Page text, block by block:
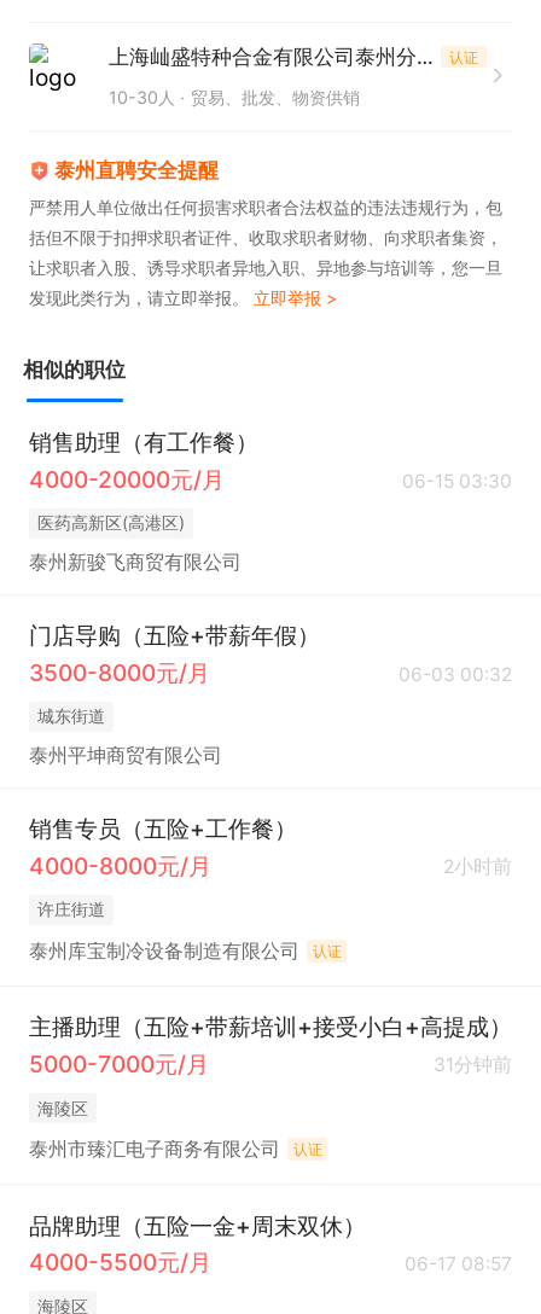
2. 英语水平达到四级及以上，能够熟练进行商务英语
交流与文件翻译。
业精神。
4. 拥有良好的沟通协调能力，能够与团队成员及客户
有效沟通。
5. 具备较强的抗压能力，能够在快节奏的工作环境中
6. 熟练掌握办公软件，如 Word、Excel 等，提升工
作效率。
本岗位提供五险、年假、加班补助及节日福利，还有
免费培训与广阔的晋升空间，诚邀有志之士加入！
上海屾盛特种合金有限公司泰州分公司 认证
10-30人 贸易、批发、物资供销
泰州直聘安全提醒
严禁用人单位做出任何损害求职者合法权益的违法违规行为，包
括但不限于扣押求职者证件、收取求职者财物、向求职者集资，
让求职者入股、诱导求职者异地入职、异地参与培训等，您一旦
发现此类行为，请立即举报。 立即举报 >
相似的职位
销售助理（有工作餐）
4000-20000元/月
06-15 03:30
医药高新区(高港区)
泰州新骏飞商贸有限公司
门店导购（五险+带薪年假）
3500-8000元/月
06-03 00:32
城东街道
泰州平坤商贸有限公司
销售专员（五险+工作餐）
4000-8000元/月
2小时前
许庄街道
泰州库宝制冷设备制造有限公司 认证
主播助理（五险+带薪培训+接受小白+高提成）
5000-7000元/月
31分钟前
海陵区
泰州市臻汇电子商务有限公司 认证
品牌助理（五险一金+周末双休）
4000-5500元/月
06-17 08:57
海陵区